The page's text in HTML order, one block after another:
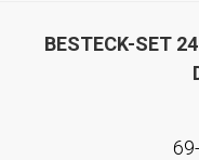
BESTECK-SET